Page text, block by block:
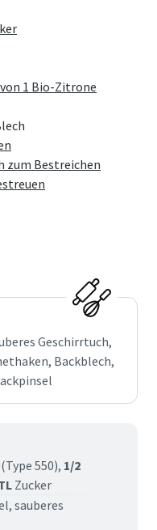
1 Bio-Zitrone
zum Bestreichen
Geschirrtuch,
Backblech,
550), 1/2
Zucker
sauberes